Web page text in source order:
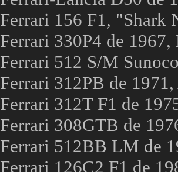
Ferrari 156 F1, "Shark
Ferrari 330P4 de 1967,
Ferrari 512 S/M
Ferrari 312PB de 1971,
Ferrari 312T F1 de
Ferrari 308GTB de
Ferrari 512BB LM de
Ferrari 126C2 F1 de